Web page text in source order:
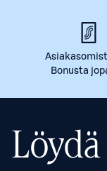
Bonusta
Löydä